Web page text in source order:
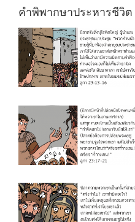
คำพิพากษาประหารชีวิต